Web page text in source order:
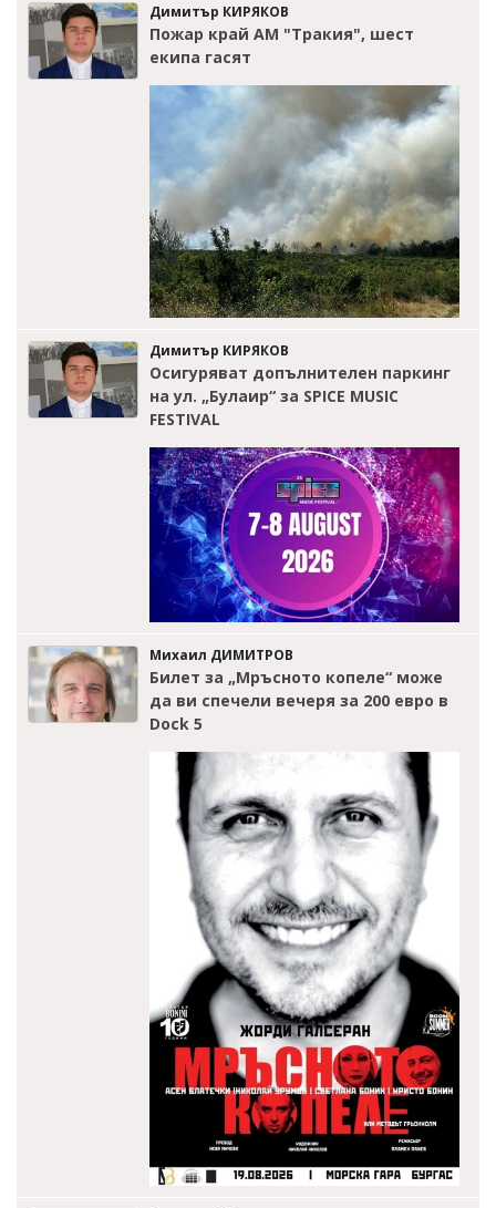
Димитър КИРЯКОВ
Пожар край АМ "Тракия", шест
екипа гасят
Димитър КИРЯКОВ
Осигуряват допълнителен паркинг
на ул. „Булаир“ за SPICE MUSIC
FESTIVAL
Михаил ДИМИТРОВ
Билет за „Мръсното копеле“ може
да ви спечели вечеря за 200 евро в
Dock 5